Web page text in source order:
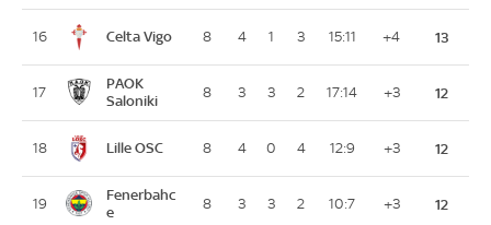
16 Celta Vigo 8 4 1 3 15:11 +4 13
17
PAOK
Saloniki
8 3 3 2 17:14 +3 12
18 Lille OSC 8 4 0 4 12:9 +3 12
19
Fenerbahc
e
8 3 3 2 10:7 +3 12